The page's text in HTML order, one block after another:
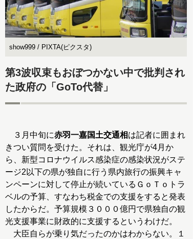
show999 / PIXTA(ピクスタ)
第3波収束もおぼつかない中で批判され
た政府の「GoTo代替」
３月中旬に赤羽一嘉国土交通相は記者に囲まれ
きつい質問を受けた。それは、観光庁が4月か
ら、新型コロナウイルス感染症の感染状況がステ
ージ2以下の県が独自に行う県内旅行の振興キャ
ンペーンに対して停止が続いているＧｏＴｏトラ
ベルの予算、すなわち税金での支援をすると発表
したからだ。予算規模３０００億円で県独自の観
光支援事業に財政的に支援するというわけだ。
大臣自らが乗り気だったのかはわからない。１